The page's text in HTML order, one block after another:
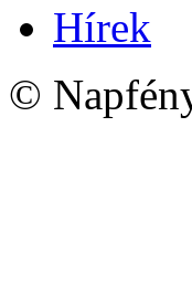
Hírek
©